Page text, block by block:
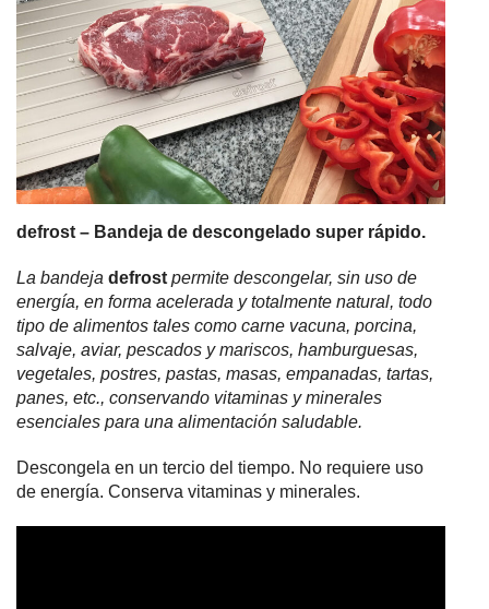
defrost – Bandeja de descongelado super rápido.
La bandeja defrost permite descongelar, sin uso de
energía, en forma acelerada y totalmente natural, todo
tipo de alimentos tales como carne vacuna, porcina,
salvaje, aviar, pescados y mariscos, hamburguesas,
vegetales, postres, pastas, masas, empanadas, tartas,
panes, etc., conservando vitaminas y minerales
esenciales para una alimentación saludable.
Descongela en un tercio del tiempo. No requiere uso
de energía. Conserva vitaminas y minerales.